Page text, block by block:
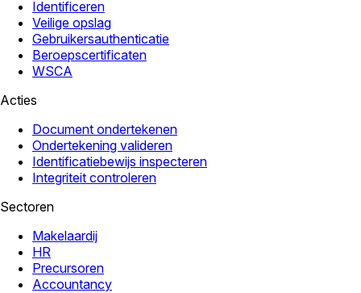
Identificeren
Veilige opslag
Gebruikersauthenticatie
Beroepscertificaten
WSCA
Acties
Document ondertekenen
Ondertekening valideren
Identificatiebewijs inspecteren
Integriteit controleren
Sectoren
Makelaardij
HR
Precursoren
Accountancy